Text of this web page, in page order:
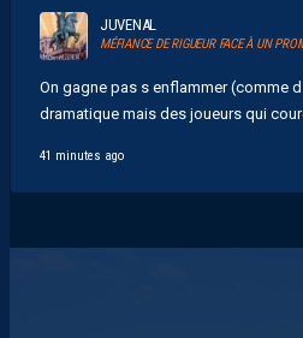
JUVENAL
MÉFIANCE DE RIGUEUR FACE À UN
On gagne pas s enflammer (comme
dramatique mais des joueurs qui
41 minutes ago